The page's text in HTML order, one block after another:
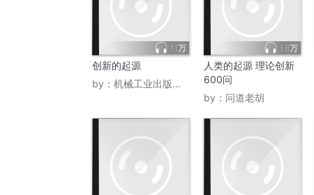
1.1万
创新的起源
by： 机械工业出版社CMP
1.8万
人类的起源 理论创新
600问
by： 问道老胡